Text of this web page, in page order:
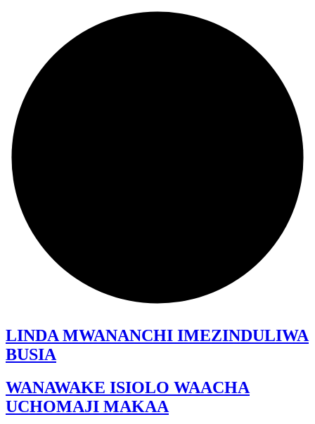
LINDA MWANANCHI IMEZINDULIWA
BUSIA
WANAWAKE ISIOLO WAACHA
UCHOMAJI MAKAA